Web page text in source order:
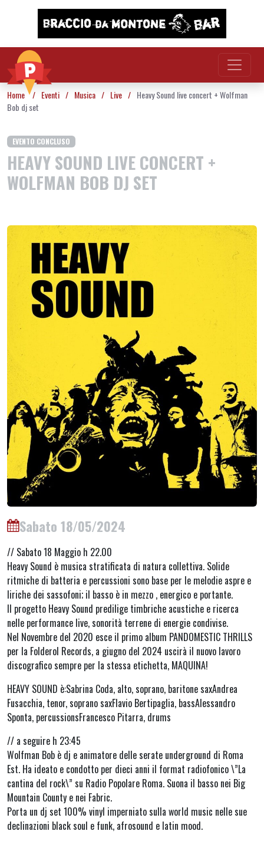
Vai al contenuto
Home / Eventi / Musica / Live / Heavy Sound live concert + Wolfman
Bob dj set
EVENTO CONCLUSO
HEAVY SOUND LIVE CONCERT +
WOLFMAN BOB DJ SET
Sabato 18/05/2024
// Sabato 18 Maggio h 22.00
Heavy Sound è musica stratificata di natura collettiva. Solide
ritmiche di batteria e percussioni sono base per le melodie aspre e
liriche dei sassofoni; il basso è in mezzo , energico e portante.
Il progetto Heavy Sound predilige timbriche acustiche e ricerca
nelle performance live, sonorità terrene di energie condivise.
Nel Novembre del 2020 esce il primo album PANDOMESTIC THRILLS
per la Folderol Records, a giugno del 2024 uscirà il nuovo lavoro
discografico sempre per la stessa etichetta, MAQUINA!
HEAVY SOUND è:Sabrina Coda, alto, soprano, baritone saxAndrea
Fusacchia, tenor, soprano saxFlavio Bertipaglia, bassAlessandro
Sponta, percussionsFrancesco Pitarra, drums
// a seguire h 23:45
Wolfman Bob è dj e animatore delle serate underground di Roma
Est. Ha ideato e condotto per dieci anni il format radiofonico \”La
cantina del rock\” su Radio Popolare Roma. Suona il basso nei Big
Mountain County e nei Fabric.
Porta un dj set 100% vinyl imperniato sulla world music nelle sue
declinazioni black soul e funk, afrosound e latin mood.